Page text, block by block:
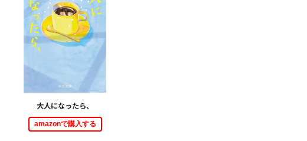
大人になったら、
amazonで購入する